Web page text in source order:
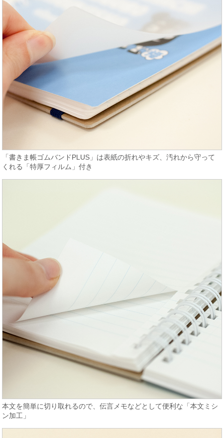
「書きま帳ゴムバンドPLUS」は表紙の折れやキズ、汚れから守って
くれる「特厚フィルム」付き
本文を簡単に切り取れるので、伝言メモなどとして便利な「本文ミシ
ン加工」